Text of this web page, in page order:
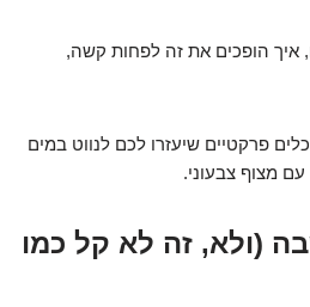
איך הופכים את זה לפחות קשה,
פרקטיים שיעזרו לכם לנווט במים
עם מצוף צבעוני.
(ולא, זה לא קל כמו